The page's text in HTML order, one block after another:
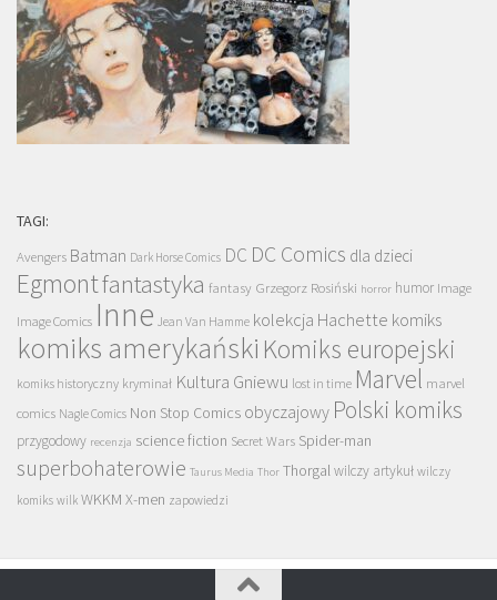
TAGI:
Avengers Batman Dark Horse Comics DC DC Comics dla dzieci
Egmontfantastyka fantasy Grzegorz Rosiński horror humor Image
Image Comics Inne Jean Van Hamme kolekcja Hachette komiks
komiks amerykański Komiks europejski
komiks historyczny kryminał Kultura Gniewu lost in time Marvel marvel
comics Nagle Comics Non Stop Comics obyczajowy Polski komiks
przygodowy recenzja science fiction Secret Wars Spider-man
superbohaterowie Taurus Media Thor Thorgalwilczy artykuł wilczy
komiks wilk WKKM X-men zapowiedzi